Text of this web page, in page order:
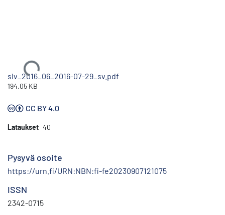
Ladataan...
slv_2016_06_2016-07-29_sv.pdf
194.05 KB
CC BY 4.0
Lataukset 40
Pysyvä osoite
https://urn.fi/URN:NBN:fi-fe20230907121075
ISSN
2342-0715